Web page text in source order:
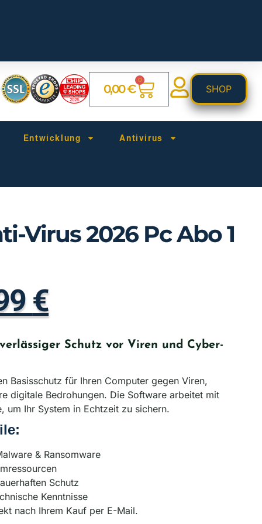
0,00€
0
SHOP
Entwicklung Antivirus
Virus 2026 Pc Abo 1
€
Schutz vor Viren und Cyber-
Basisschutz für Ihren Computer gegen Viren,
digitale Bedrohungen. Die Software arbeitet mit
um Ihr System in Echtzeit zu sichern.
& Ransomware
Schutz
Kenntnisse
nach Ihrem Kauf per E-Mail.